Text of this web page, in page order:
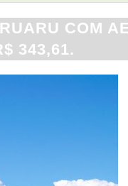
COM
343,61.